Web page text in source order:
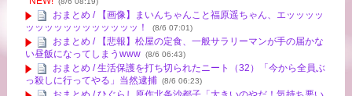
おまとめ / 【画像】まいんちゃんこと福原遥ちゃん、エッッッッ
ッッッッッッッッッッッッ！
(8/6 07:01)
おまとめ / 【悲報】松屋の定食、一般サラリーマンが手の届かな
い昼飯になってしまうwww (8/6 06:43)
おまとめ / 生活保護を打ち切られたニート（32）「今から全員ぶ
っ殺しに行ってやる」当然逮捕 (8/6 06:23)